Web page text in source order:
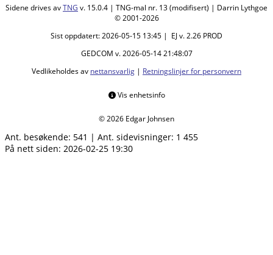
Sidene drives avTNG v. 15.0.4 | TNG-mal nr. 13 (modifisert) | Darrin Lythgoe
© 2001-2026
Sist oppdatert: 2026-05-15 13:45 | EJ v. 2.26 PROD
GEDCOM v. 2026-05-14 21:48:07
Vedlikeholdes av nettansvarlig | Retningslinjer for personvern
Vis enhetsinfo
© 2026 Edgar Johnsen
Ant. besøkende: 541 | Ant. sidevisninger: 1 455
På nett siden: 2026-02-25 19:30